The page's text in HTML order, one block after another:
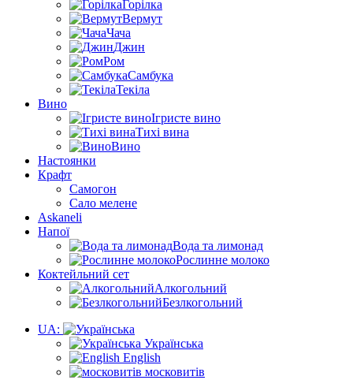
Горілка
Вермут
Чача
Джин
Ром
Самбука
Текіла
Вино
Ігристе вино
Тихі вина
Вино
Настоянки
Крафт
Самогон
Сало мелене
Askaneli
Напої
Вода та лимонад
Рослинне молоко
Коктейльний сет
Алкогольний
Безлкогольний
UA:
Українська
English
московитів